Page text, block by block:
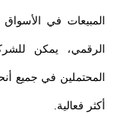
المبيعات في
الرقمي، يمكن
المحتملين في جميع
أكثر فعالية.